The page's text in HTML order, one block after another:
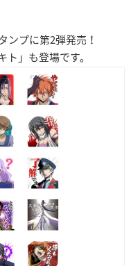
ンプに第2弾発売！
ト 」も登場です。